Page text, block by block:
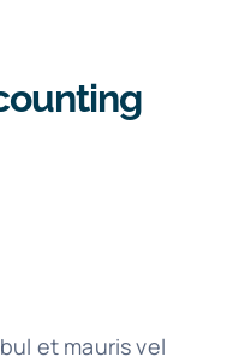
et mauris vel